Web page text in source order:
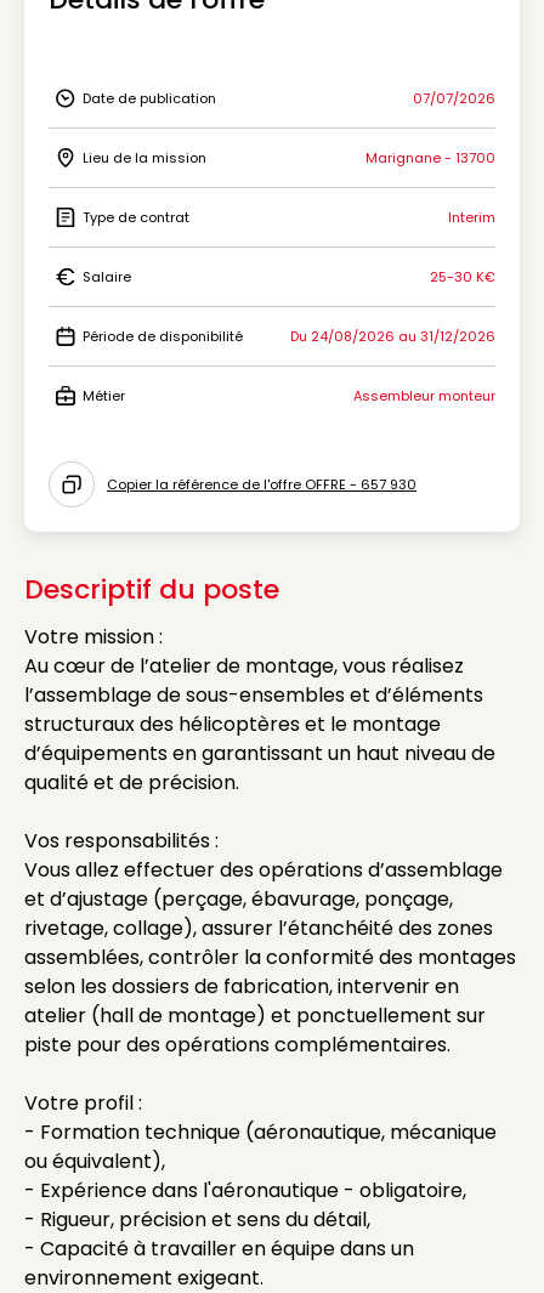
Icon Date de publication
Date de publication 07/07/2026
Icon Lieu de la mission
Lieu de la mission Marignane - 13700
Icon Type de contrat
Type de contrat Interim
Icon Salaire
Salaire 25-30 K€
Icon Période de disponibilité
Période de disponibilité Du 24/08/2026 au 31/12/2026
Métier Assembleur monteur
Icon copy to clipboard
Copier la référence de l'offre OFFRE - 657 930
Descriptif du poste
Votre mission :
Au cœur de l’atelier de montage, vous réalisez
l’assemblage de sous-ensembles et d’éléments
structuraux des hélicoptères et le montage
d’équipements en garantissant un haut niveau de
qualité et de précision.
Vos responsabilités :
Vous allez effectuer des opérations d’assemblage
et d’ajustage (perçage, ébavurage, ponçage,
rivetage, collage), assurer l’étanchéité des zones
assemblées, contrôler la conformité des montages
selon les dossiers de fabrication, intervenir en
atelier (hall de montage) et ponctuellement sur
piste pour des opérations complémentaires.
Votre profil :
- Formation technique (aéronautique, mécanique
ou équivalent),
- Expérience dans l'aéronautique - obligatoire,
- Rigueur, précision et sens du détail,
- Capacité à travailler en équipe dans un
environnement exigeant.